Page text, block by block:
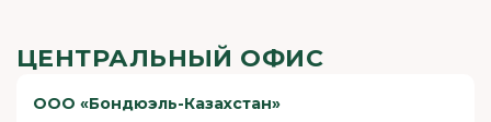
ЦЕНТРАЛЬНЫЙ ОФИС
ООО «Бондюэль-Казахстан»